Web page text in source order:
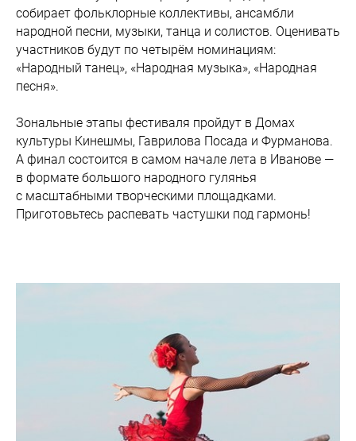
собирает фольклорные коллективы, ансамбли
народной песни, музыки, танца и солистов. Оценивать
участников будут по четырём номинациям:
«Народный танец», «Народная музыка», «Народная
песня».
Зональные этапы фестиваля пройдут в Домах
культуры Кинешмы, Гаврилова Посада и Фурманова.
А финал состоится в самом начале лета в Иванове —
в формате большого народного гулянья
с масштабными творческими площадками.
Приготовьтесь распевать частушки под гармонь!